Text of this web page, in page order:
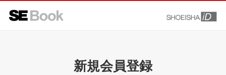
新規会員登録